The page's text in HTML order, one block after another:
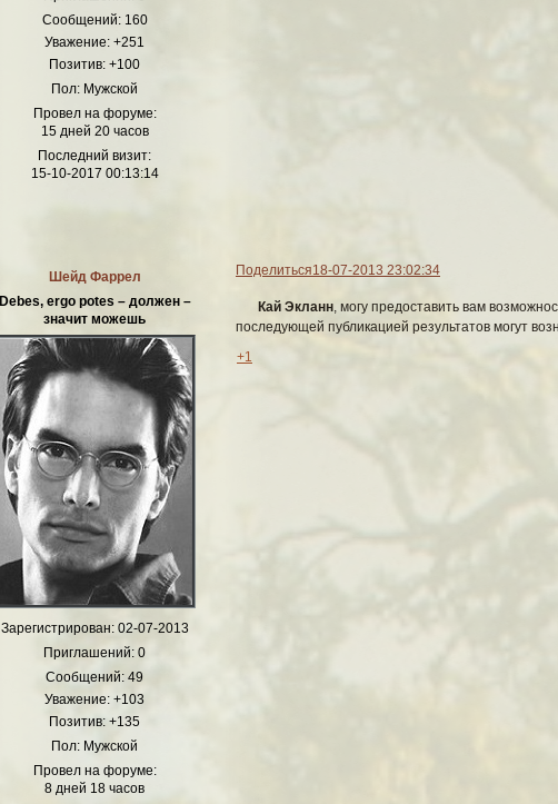
Как театр начинается с вешалки, так Приют для многих его героев
Джой Френсис Ли
Сообщений:160
Уважение: +251
Позитив: +100
Пол: Мужской
Провел на форуме:
15 дней 20 часов
Последний визит:
15-10-2017 00:13:14
Поделиться18-07-2013 23:02:34
Шейд Фаррел
Debes, ergo potes – должен –
значит можешь
Зарегистрирован: 02-07-2013
Приглашений: 0
Сообщений: 49
Уважение: +103
Позитив: +135
Пол: Мужской
Провел на форуме:
8 дней 18 часов
Кай Экланн, могу предоставить вам
последующей публикацией результатов могут
+1